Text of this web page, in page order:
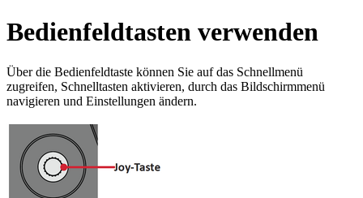
Bedienfeldtasten verwenden
Über die Bedienfeldtaste können Sie auf das Schnellmenü
zugreifen, Schnelltasten aktivieren, durch das Bildschirmmenü
navigieren und Einstellungen ändern.